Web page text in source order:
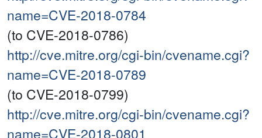
name=CVE-2018-0784
(to CVE-2018-0786)
http://cve.mitre.org/cgi-bin/cvename.cgi?
name=CVE-2018-0789
(to CVE-2018-0799)
http://cve.mitre.org/cgi-bin/cvename.cgi?
name=CVE-2018-0801